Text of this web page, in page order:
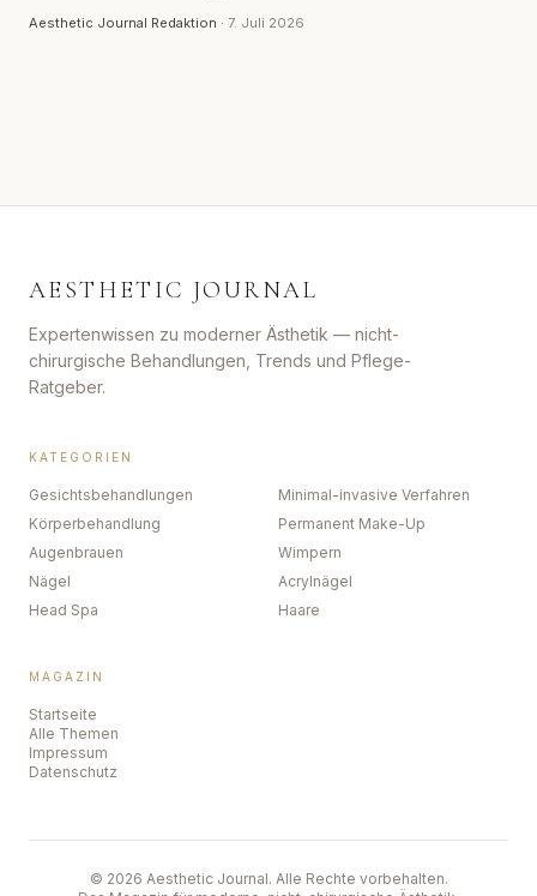
Aesthetic Journal Redaktion · 7. Juli 2026
AESTHETIC JOURNAL
Expertenwissen zu moderner Ästhetik — nicht-
chirurgische Behandlungen, Trends und Pflege-
Ratgeber.
KATEGORIEN
Gesichtsbehandlungen
Minimal-invasive Verfahren
Körperbehandlung
Permanent Make-Up
Augenbrauen
Wimpern
Nägel
Acrylnägel
Head Spa
Haare
MAGAZIN
Startseite
Alle Themen
Impressum
Datenschutz
© 2026 Aesthetic Journal. Alle Rechte vorbehalten.